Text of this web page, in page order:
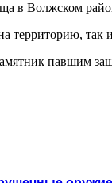
в Волжском
территорию, так
павшим